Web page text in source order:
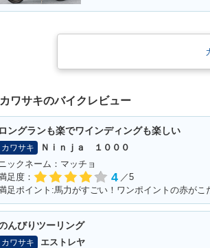
カワサキのバイクレビュー
ロングランも楽でワインディングも楽しい
カワサキ
Ｎｉｎｊａ １０００
ニックネーム：マッチョ
足度：
4 ／5
んびりツーリング
カワサキ
エストレヤ